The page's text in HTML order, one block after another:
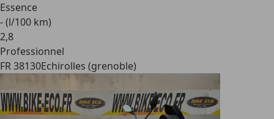
Essence
- (l/100 km)
2,8
Professionnel
FR 38130Echirolles (grenoble)